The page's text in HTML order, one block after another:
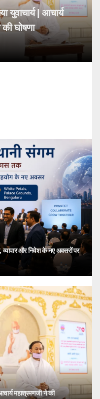
और निवेश के नए अवसरों पर
महाश्रमणजी ने की